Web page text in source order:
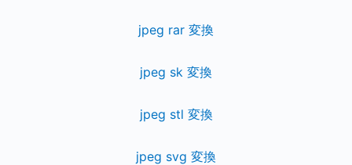
jpeg rar 変換
jpeg sk 変換
jpeg stl 変換
jpeg svg 変換